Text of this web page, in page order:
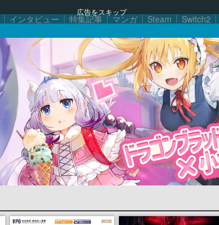
広告をスキップ
インタビュー 特集記事 マンガ Steam Switch2